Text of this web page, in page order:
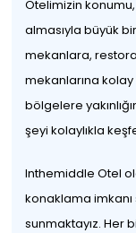
Otelimizin
almasıyla büyük
mekanlara,
mekanlarına kolay
bölgelere
şeyi kolaylıkla
Inthemiddle Otel
konaklama
sunmaktayız. Her